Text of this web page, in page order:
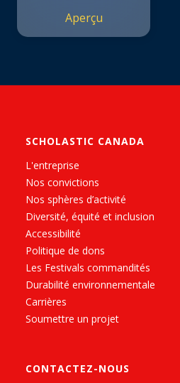
Aperçu
SCHOLASTIC CANADA
L'entreprise
Nos convictions
Nos sphères d’activité
Diversité, équité et inclusion
Accessibilité
Politique de dons
Les Festivals commandités
Durabilité environnementale
Carrières
Soumettre un projet
CONTACTEZ-NOUS